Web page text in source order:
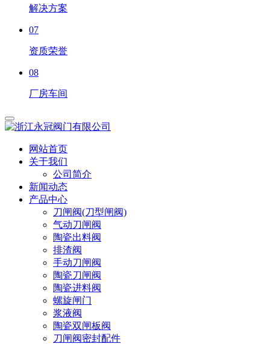
解决方案
07
资质荣誉
08
厂房车间
网站首页
关于我们
公司简介
新闻动态
产品中心
刀闸阀(刀型闸阀)
气动刀闸阀
陶瓷出料阀
排渣阀
手动刀闸阀
陶瓷刀闸阀
陶瓷进料阀
螺旋闸门
浆液阀
陶瓷双闸板阀
刀闸阀密封配件